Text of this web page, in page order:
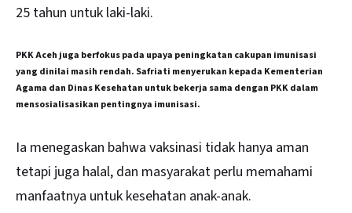
25 tahun untuk laki-laki.
PKK Aceh juga berfokus pada upaya peningkatan cakupan imunisasi
yang dinilai masih rendah. Safriati menyerukan kepada Kementerian
Agama dan Dinas Kesehatan untuk bekerja sama dengan PKK dalam
mensosialisasikan pentingnya imunisasi.
Ia menegaskan bahwa vaksinasi tidak hanya aman
tetapi juga halal, dan masyarakat perlu memahami
manfaatnya untuk kesehatan anak-anak.